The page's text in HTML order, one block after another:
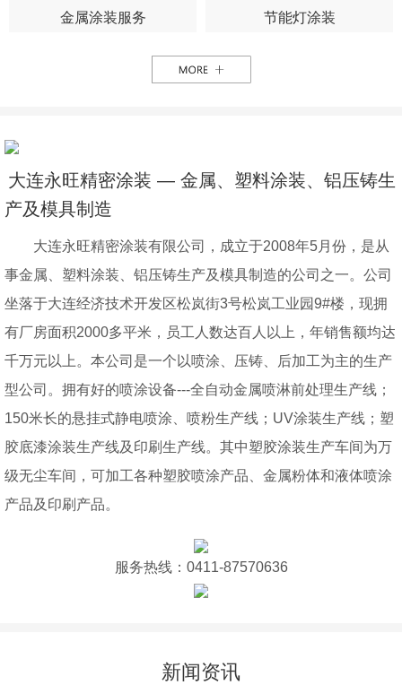
金属涂装服务 节能灯涂装
大连永旺精密涂装 — 金属、塑料涂装、铝压铸生
产及模具制造
大连永旺精密涂装有限公司，成立于2008年5月份，是从
事金属、塑料涂装、铝压铸生产及模具制造的公司之一。公司
坐落于大连经济技术开发区松岚街3号松岚工业园9#楼，现拥
有厂房面积2000多平米，员工人数达百人以上，年销售额均达
千万元以上。本公司是一个以喷涂、压铸、后加工为主的生产
型公司。拥有好的喷涂设备---全自动金属喷淋前处理生产线；
150米长的悬挂式静电喷涂、喷粉生产线；UV涂装生产线；塑
胶底漆涂装生产线及印刷生产线。其中塑胶涂装生产车间为万
级无尘车间，可加工各种塑胶喷涂产品、金属粉体和液体喷涂
产品及印刷产品。
服务热线：0411-87570636
新闻资讯